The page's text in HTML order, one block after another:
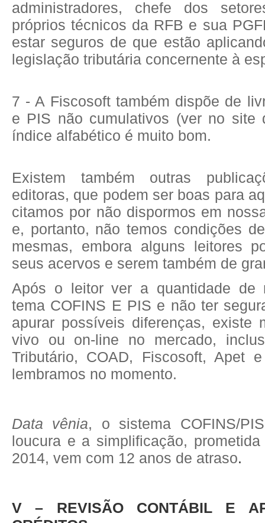
administradores, chefe dos
próprios técnicos da RFB e sua
estar seguros de que estão
legislação tributária concernente à
7 - A Fiscosoft também dispõe de
e PIS não cumulativos (ver no site
índice alfabético é muito bom.
Existem também outras
editoras, que podem ser boas para
citamos por não dispormos em
e, portanto, não temos condições
mesmas, embora alguns leitores
seus acervos e serem também de
Após o leitor ver a quantidade de
tema COFINS E PIS e não ter
apurar possíveis diferenças, existe
vivo ou on-line no mercado,
Tributário, COAD, Fiscosoft, Apet
lembramos no momento.
Data vênia, o sistema COFINS/
loucura e a simplificação,
2014, vem com 12 anos de atraso.
V – REVISÃO CONTÁBIL E